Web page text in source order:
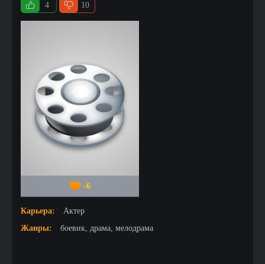
4 10
-6
Карьера:
Актер
Жанры:
боевик, драма, мелодрама